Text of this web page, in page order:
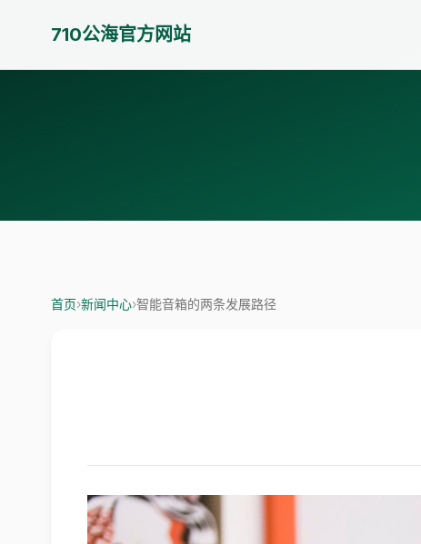
710公海官方网站
首页›新闻中心›智能音箱的两条发展路径